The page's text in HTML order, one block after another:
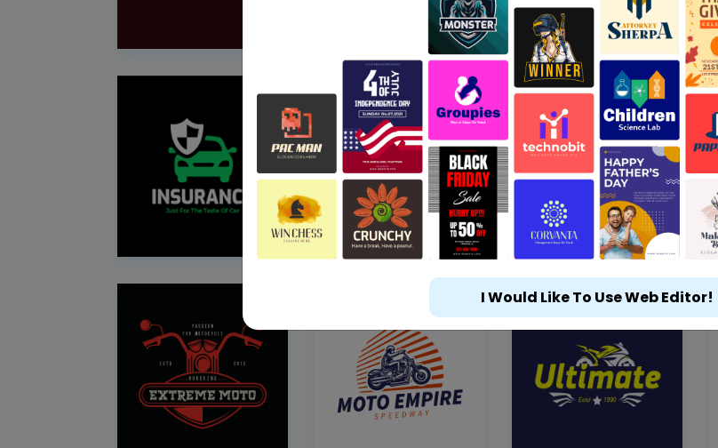
I Would Like To Use Web Editor!